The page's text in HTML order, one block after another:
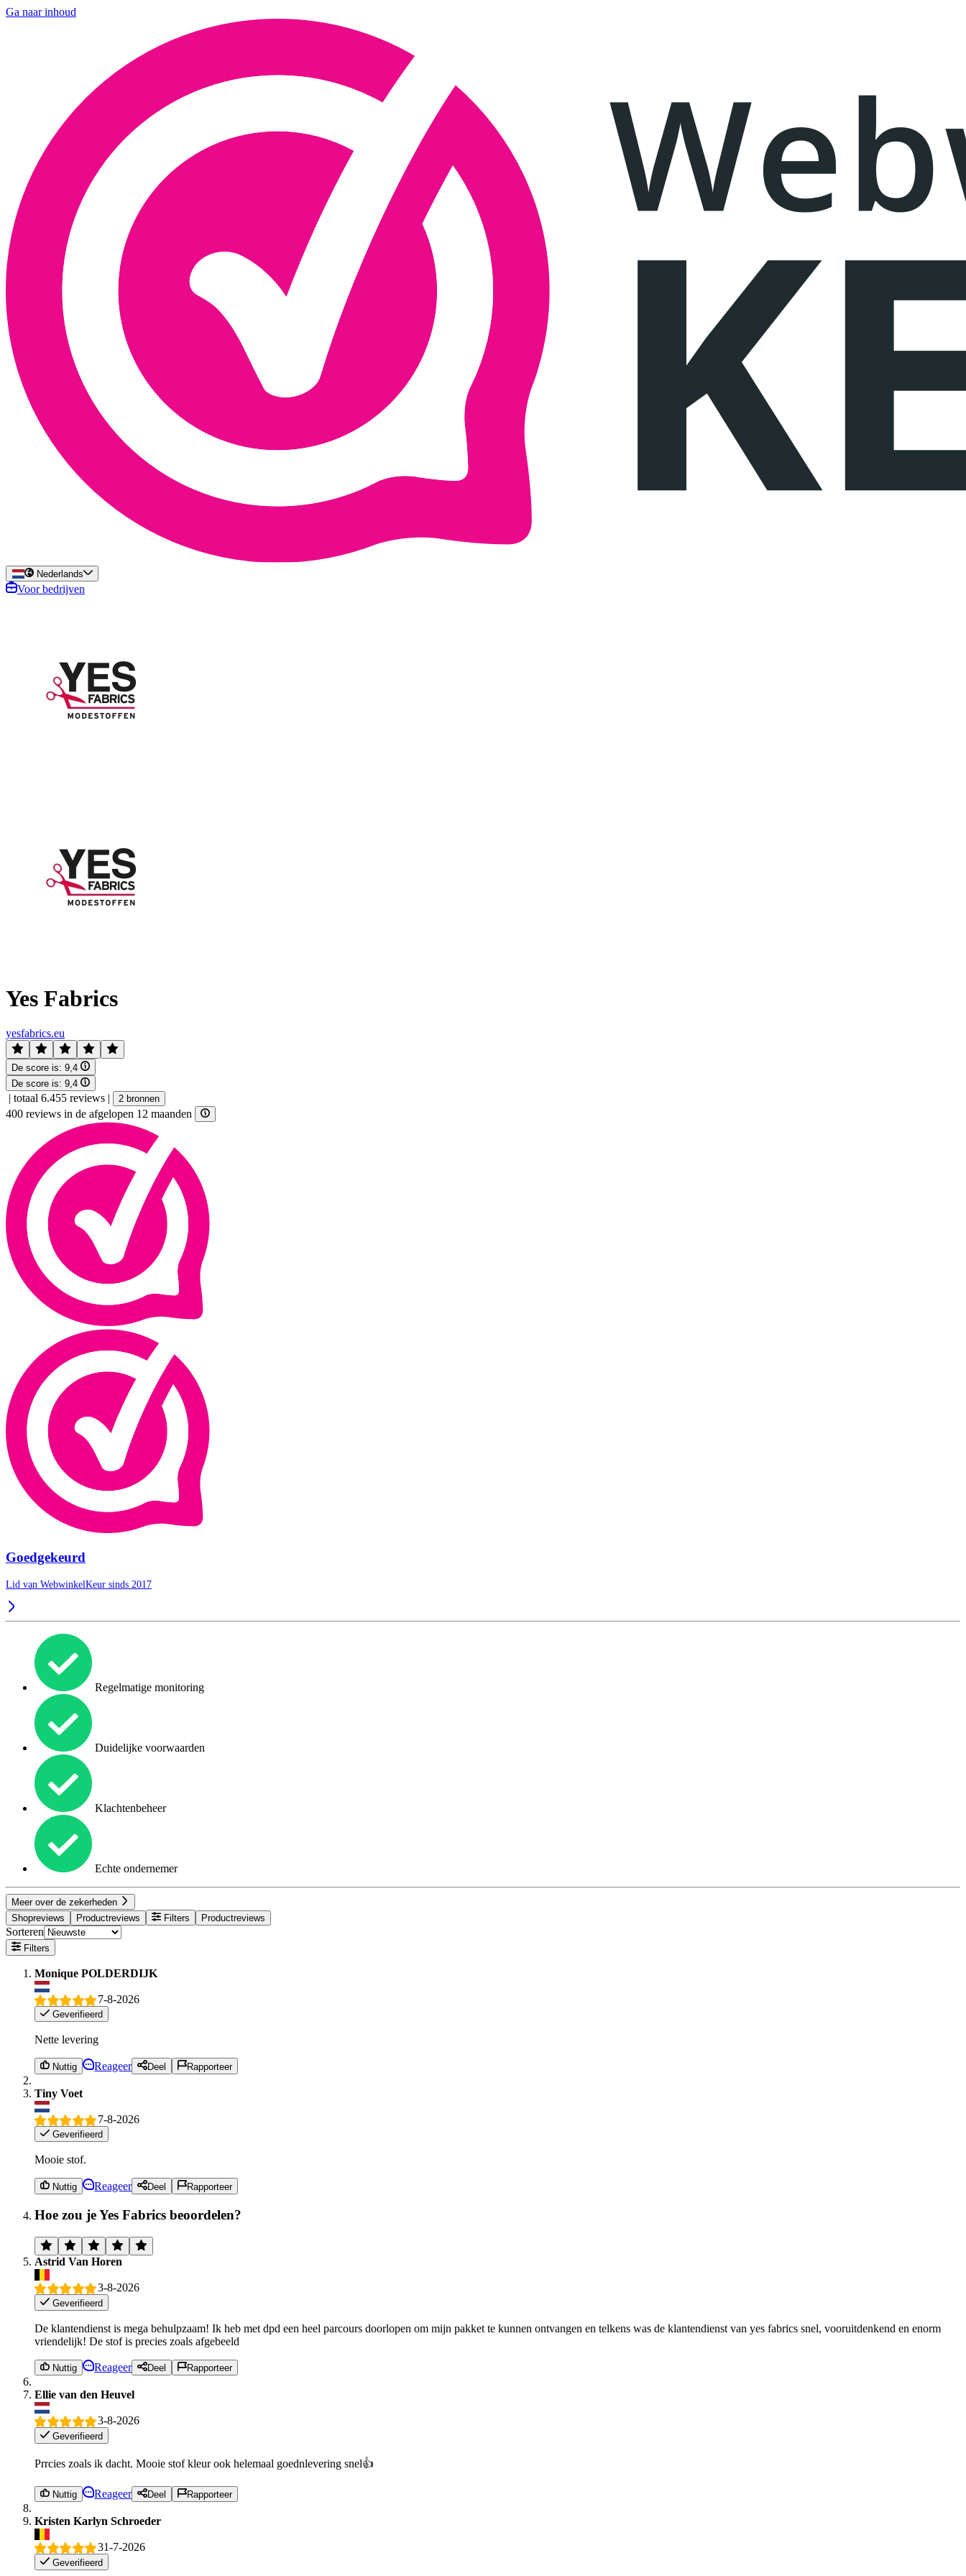
Ga naar inhoud
Nederlands
Voor bedrijven
Yes Fabrics
yesfabrics.eu
De score is: 9,4
De score is: 9,4
| totaal 6.455 reviews | 2 bronnen
400 reviews in de afgelopen 12 maanden
Goedgekeurd
Lid van WebwinkelKeur sinds 2017
Regelmatige monitoring
Duidelijke voorwaarden
Klachtenbeheer
Echte ondernemer
Meer over de zekerheden
Shopreviews
Productreviews Filters Productreviews
Sorteren
Filters
Monique POLDERDIJK
7-8-2026
Geverifieerd
Nette levering
Nuttig Reageer Deel Rapporteer
Tiny Voet
7-8-2026
Geverifieerd
Mooie stof.
Nuttig Reageer Deel Rapporteer
Hoe zou je Yes Fabrics beoordelen?
Astrid Van Horen
3-8-2026
Geverifieerd
De klantendienst is mega behulpzaam! Ik heb met dpd een heel parcours doorlopen om mijn pakket te kunnen ontvangen en telkens was de klantendienst van yes fabrics snel, vooruitdenkend en enorm
vriendelijk! De stof is precies zoals afgebeeld
Nuttig Reageer Deel Rapporteer
Ellie van den Heuvel
3-8-2026
Geverifieerd
Prrcies zoals ik dacht. Mooie stof kleur ook helemaal goednlevering snel👍
Nuttig Reageer Deel Rapporteer
Kristen Karlyn Schroeder
31-7-2026
Geverifieerd